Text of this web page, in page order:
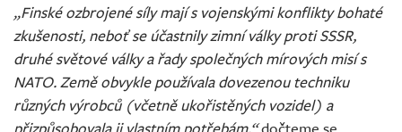
„Finské ozbrojené síly mají s vojenskými konflikty bohaté
zkušenosti, neboť se účastnily zimní války proti SSSR,
druhé světové války a řady společných mírových misí s
NATO. Země obvykle používala dovezenou techniku
různých výrobců (včetně ukořistěných vozidel) a